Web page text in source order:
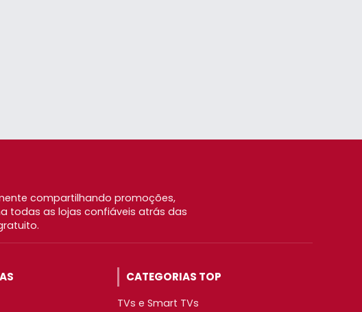
compartilhando promoções,
todas as lojas confiáveis atrás das
CATEGORIAS TOP
TVs e Smart TVs